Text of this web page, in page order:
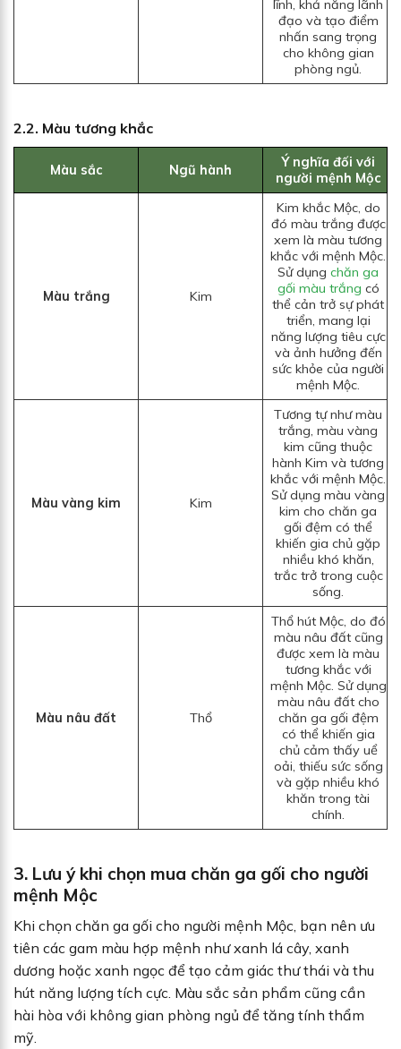
lĩnh, khả năng lãnh
đạo và tạo điểm
nhấn sang trọng
cho không gian
phòng ngủ.
2.2. Màu tương khắc
Màu sắc Ngũ hành
Ý nghĩa đối với
người mệnh Mộc
Màu trắng Kim
Kim khắc Mộc, do
đó màu trắng được
xem là màu tương
khắc với mệnh Mộc.
Sử dụngchăn ga
gối màu trắng có
thể cản trở sự phát
triển, mang lại
năng lượng tiêu cực
và ảnh hưởng đến
sức khỏe của người
mệnh Mộc.
Màu vàng kim Kim
Tương tự như màu
trắng, màu vàng
kim cũng thuộc
hành Kim và tương
khắc với mệnh Mộc.
Sử dụng màu vàng
kim cho chăn ga
gối đệm có thể
khiến gia chủ gặp
nhiều khó khăn,
trắc trở trong cuộc
sống.
Màu nâu đất Thổ
Thổ hút Mộc, do đó
màu nâu đất cũng
được xem là màu
tương khắc với
mệnh Mộc. Sử dụng
màu nâu đất cho
chăn ga gối đệm
có thể khiến gia
chủ cảm thấy uể
oải, thiếu sức sống
và gặp nhiều khó
khăn trong tài
chính.
3. Lưu ý khi chọn mua chăn ga gối cho người
mệnh Mộc
Khi chọn chăn ga gối cho người mệnh Mộc, bạn nên ưu
tiên các gam màu hợp mệnh như xanh lá cây, xanh
dương hoặc xanh ngọc để tạo cảm giác thư thái và thu
hút năng lượng tích cực. Màu sắc sản phẩm cũng cần
hài hòa với không gian phòng ngủ để tăng tính thẩm
mỹ.